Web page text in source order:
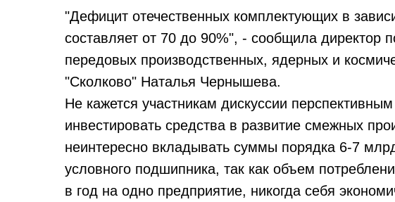
"Дефицит отечественных комплектующих в
составляет от 70 до 90%", - сообщила директор
передовых производственных, ядерных и
"Сколково" Наталья Чернышева.
Не кажется участникам дискуссии
инвестировать средства в развитие смежных
неинтересно вкладывать суммы порядка 6-7
условного подшипника, так как объем
в год на одно предприятие, никогда себя